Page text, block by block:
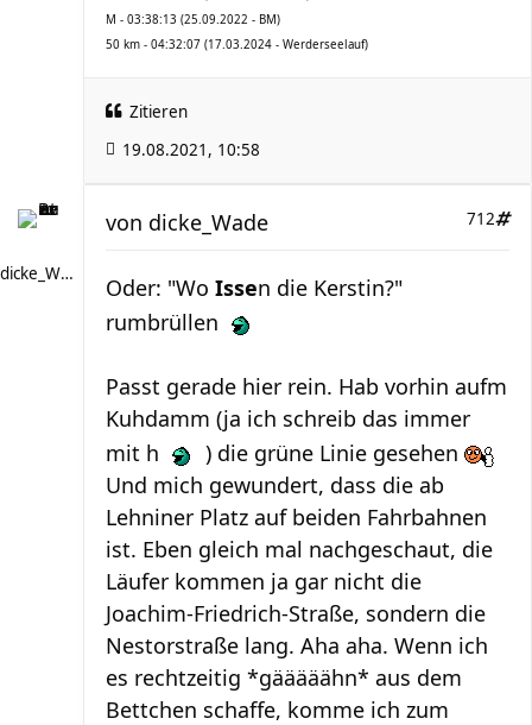
M - 03:38:13 (25.09.2022 - BM)
50 km - 04:32:07 (17.03.2024 - Werderseelauf)
Zitieren
19.08.2021, 10:58
dicke_Wade
712
von dicke_Wade
Oder: "Wo Issen die Kerstin?"
rumbrüllen
Passt gerade hier rein. Hab vorhin aufm
Kuhdamm (ja ich schreib das immer
mit h
) die grüne Linie gesehen
Und mich gewundert, dass die ab
Lehniner Platz auf beiden Fahrbahnen
ist. Eben gleich mal nachgeschaut, die
Läufer kommen ja gar nicht die
Joachim-Friedrich-Straße, sondern die
Nestorstraße lang. Aha aha. Wenn ich
es rechtzeitig *gääääähn* aus dem
Bettchen schaffe, komme ich zum